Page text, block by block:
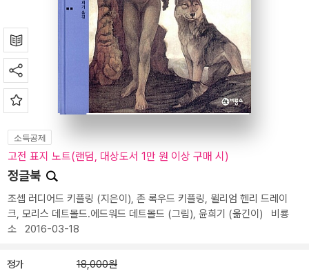
소득공제
고전 표지 노트(랜덤, 대상도서 1만 원 이상 구매 시)
정글북
조셉 러디어드 키플링 (지은이), 존 록우드 키플링, 윌리엄 헨리 드레이
크, 모리스 데트몰드.에드워드 데트몰드 (그림), 윤희기 (옮긴이) 비룡
소 2016-03-18
정가 18,000원